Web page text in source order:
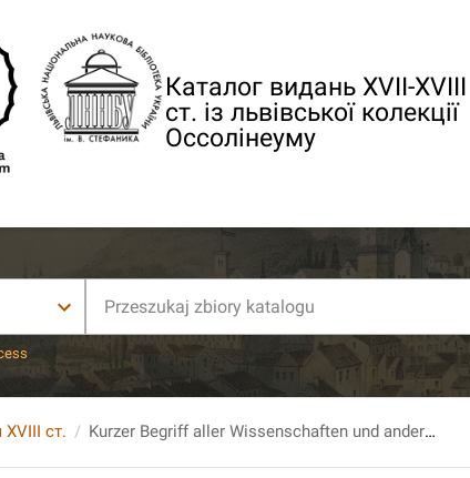
Каталог видань XVII-XVIII
ст. із львівської колекції
Оссолінеуму
ст. Kurzer Begriff aller Wissenschaften und andern Theile der Gelehrsamkeit, [...] Zweyte ganz veränderte und sehr vermehrte Auflage.